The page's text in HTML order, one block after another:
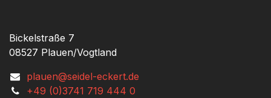
Bickelstraße 7
08527 Plauen/Vogtland
plauen@seidel-eckert.de
+49 (0)3741 719 444 0